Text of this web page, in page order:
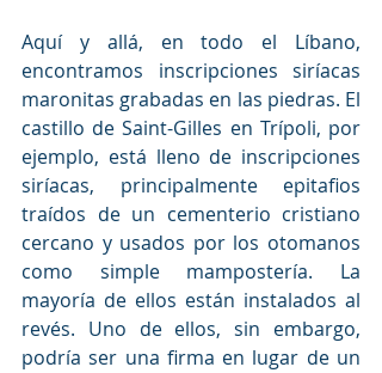
Aquí y allá, en todo el Líbano,
encontramos inscripciones siríacas
maronitas grabadas en las piedras. El
castillo de Saint-Gilles en Trípoli, por
ejemplo, está lleno de inscripciones
siríacas, principalmente epitafios
traídos de un cementerio cristiano
cercano y usados por los otomanos
como simple mampostería. La
mayoría de ellos están instalados al
revés. Uno de ellos, sin embargo,
podría ser una firma en lugar de un